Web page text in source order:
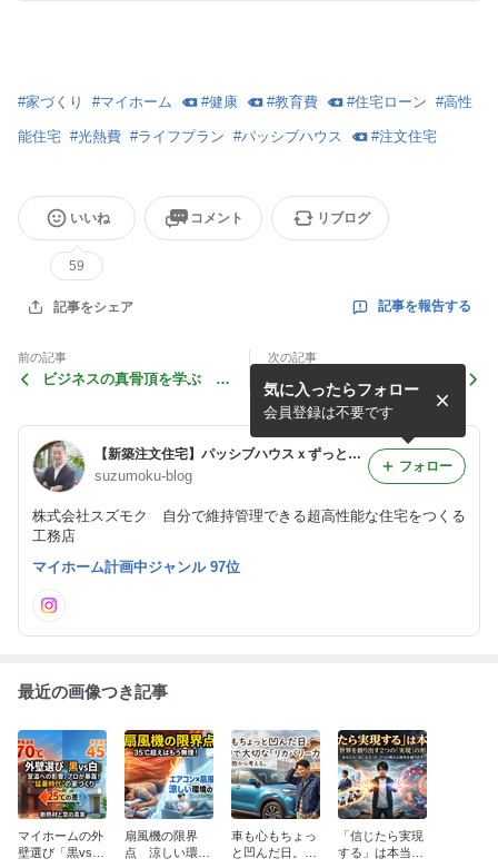
#家づくり #マイホーム #健康 #教育費 #住宅ローン #高性
能住宅 #光熱費 #ライフプラン #パッシブハウス #注文住宅
いいね
59
コメント リブログ
記事をシェア 記事を報告する
前の記事
ビジネスの真骨頂を学ぶ 能
次の記事
地球に住めなくなる日は来
る？人類が生き残るための壮
大なサバイバル戦略 #434
【新築注文住宅】パッシブハウスｘずっとお金のかからない家をつくろう
suzumoku-blog
株式会社スズモク 自分で維持管理できる超高性能な住宅をつくる
工務店
気に入ったらフォロー
会員登録は不要です
フォロー
マイホーム計画中ジャンル 97位
最近の画像つき記事
マイホームの外
壁選び「黒vs
扇風機の限界
点 涼しい環境
車も心もちょっ
と凹んだ日。家
「信じたら実現
する」は本当